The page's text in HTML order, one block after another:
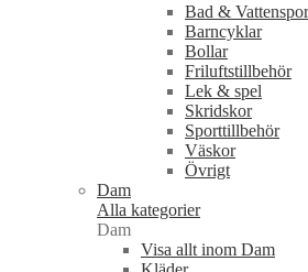
Bad &
Barncyklar
Bollar
Friluftstillbehör
Lek & spel
Skridskor
Sporttillbehör
Väskor
Övrigt
Dam
Alla kategorier
Dam
Visa allt inom Dam